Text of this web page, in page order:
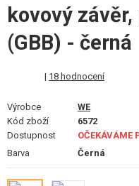
SERVIS A ÚDRŽBA ZBRANÍ
OUTDOOR A BUSHCRAFT
kovový
(GBB) - černá
| 18 hodnocení
Výrobce
WE
Kód zboží
6572
Dostupnost
OČEKÁVÁME
Barva
Černá